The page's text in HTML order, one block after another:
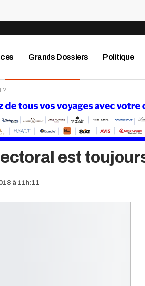
Grands Dossiers Politique
Région
?
est
à 11h:11